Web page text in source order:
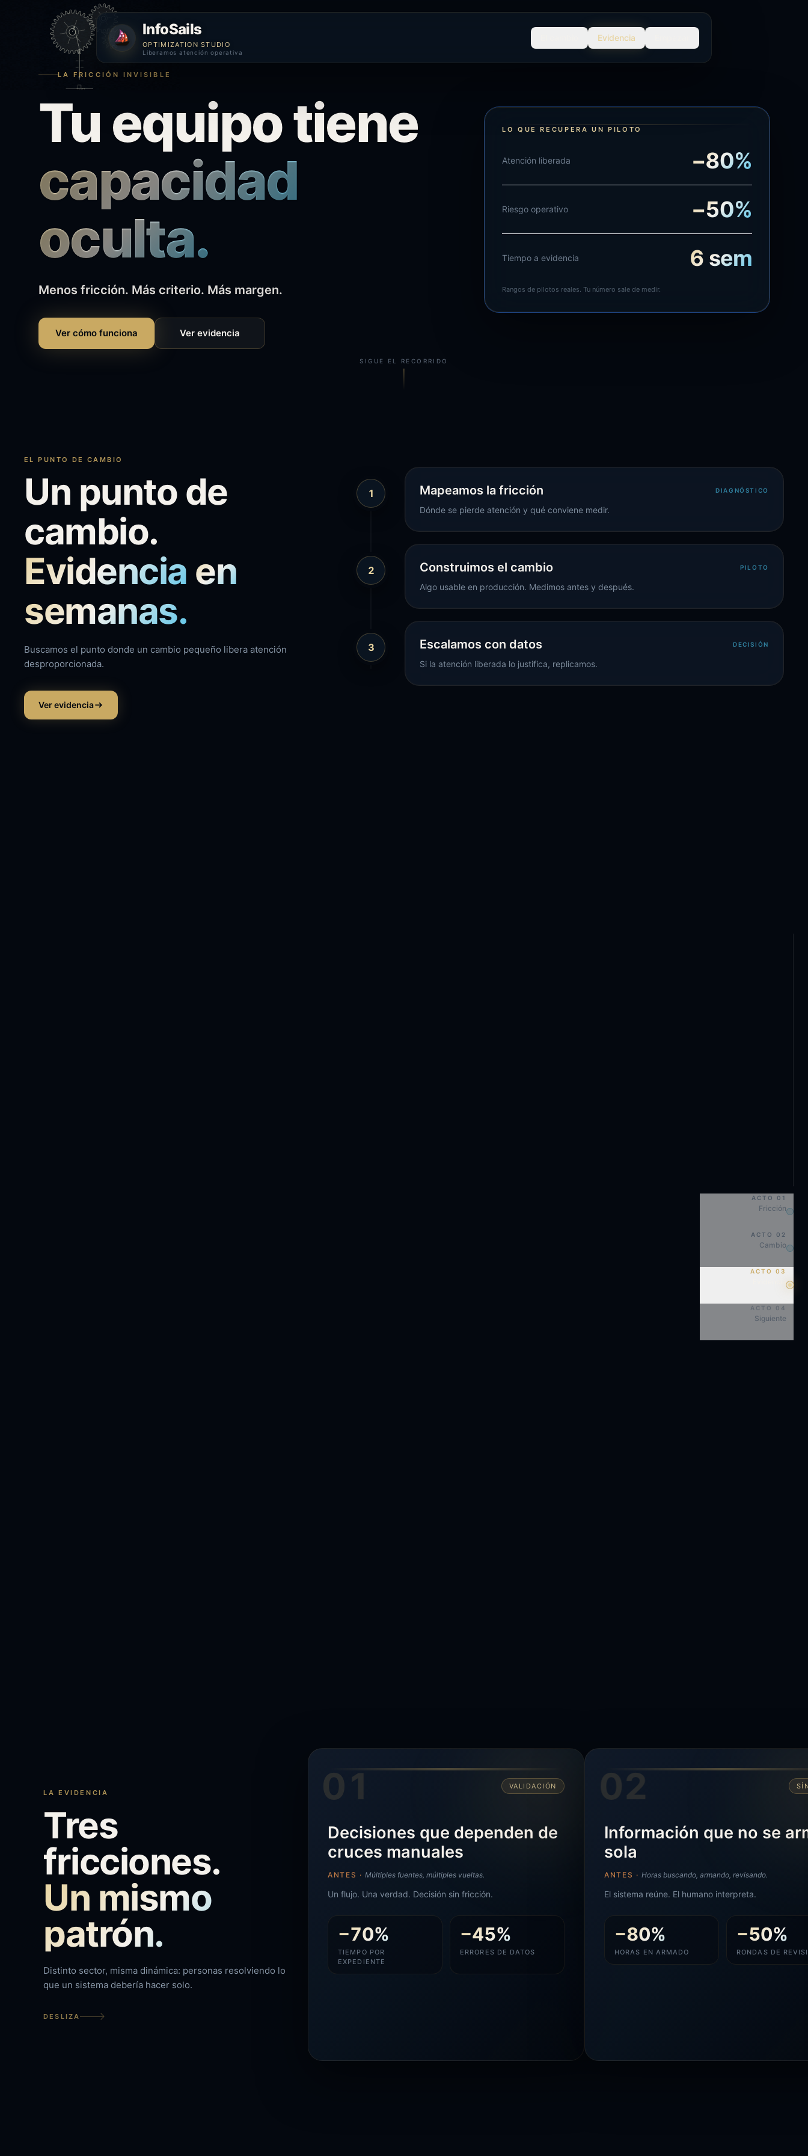
ACTO 01
Fricción
ACTO 02
Cambio
ACTO 03
Evidencia
ACTO 04
Siguiente
InfoSails
OPTIMIZATION STUDIO
Liberamos atención operativa
Evidencia
LA FRICCIÓN INVISIBLE
Tu equipotiene
capacidad
oculta.
Menos fricción. Más criterio. Más margen.
Ver cómo funciona Ver evidencia
LO QUE RECUPERA UN PILOTO
Atención liberada −80%
Riesgo operativo −50%
Tiempo a evidencia 6 sem
Rangos de pilotos reales. Tu número sale de medir.
SIGUE EL RECORRIDO
EL PUNTO DE CAMBIO
Un punto de
cambio.
Evidencia en
semanas.
Buscamos el punto donde un cambio pequeño libera atención
desproporcionada.
Ver evidencia
1 Mapeamos la fricción DIAGNÓSTICO
Dónde se pierde atención y qué conviene medir.
2 Construimos el cambio PILOTO
Algo usable en producción. Medimos antes y después.
3 Escalamos con datos DECISIÓN
Si la atención liberada lo justifica, replicamos.
LA EVIDENCIA
Tres
fricciones.
Un mismo
patrón.
Distinto sector, misma dinámica: personas resolviendo lo
que un sistema debería hacer solo.
DESLIZA
01 VALIDACIÓN
Decisiones que dependen de
cruces manuales
ANTES ·Múltiples fuentes, múltiples vueltas.
Un flujo. Una verdad. Decisión sin fricción.
−70%
TIEMPO POR
EXPEDIENTE
−45%
ERRORES DE DATOS
02
Información que no se
sola
ANTES ·Horas buscando, armando, revisando.
El sistema reúne. El humano interpreta.
−80%
HORAS EN ARMADO
−50%
RONDAS DE